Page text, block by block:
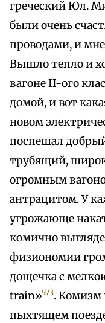
греческий Юл.
были очень
проводами, и
Вышло тепло и
вагоне II-ого
домой, и вот
новом
поспешал
трубящий,
огромным
антрацитом. У
угрожающе
комично
физиономии
дощечка с
train»573. Комизм
пыхтящем